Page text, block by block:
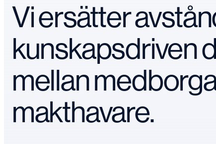
Vi ersätter
kunskapsdriven
mellan
makthavare.